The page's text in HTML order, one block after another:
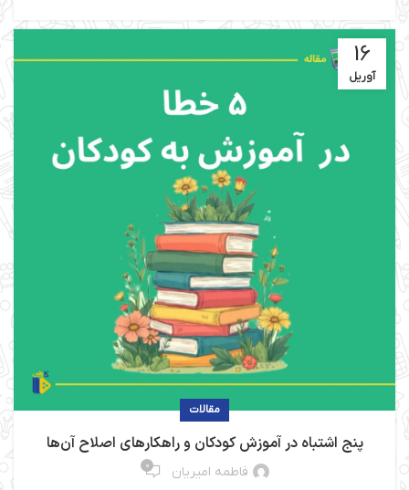
16
آوریل
مقالات
پنج اشتباه در آموزش کودکان و راهکارهای اصلاح آن‌ها
فاطمه امیریان 0